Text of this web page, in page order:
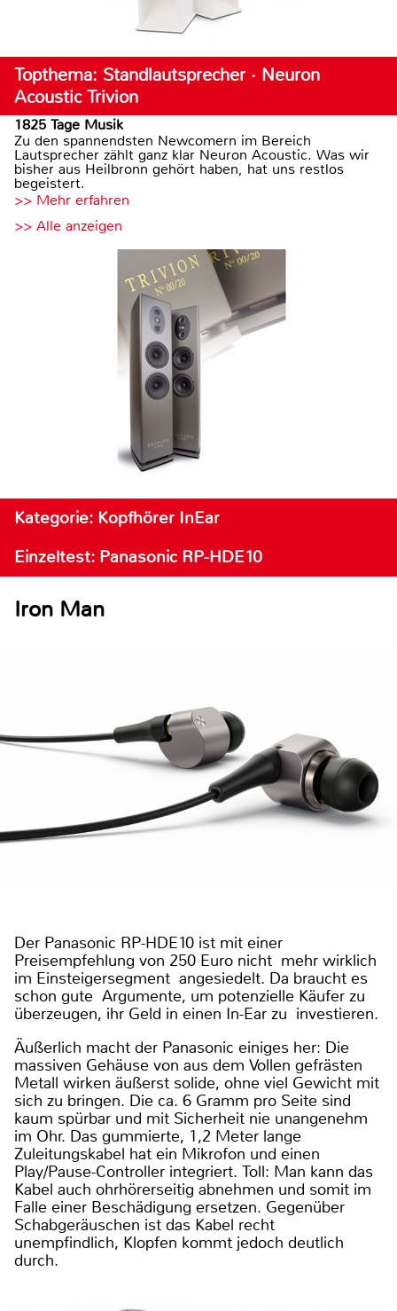
Topthema: Standlautsprecher · Neuron
Acoustic Trivion
1825 Tage Musik
Zu den spannendsten Newcomern im Bereich
Lautsprecher zählt ganz klar Neuron Acoustic. Was wir
bisher aus Heilbronn gehört haben, hat uns restlos
begeistert.
>> Mehr erfahren
>> Alle anzeigen
Kategorie: Kopfhörer InEar
Einzeltest: Panasonic RP-HDE10
Iron Man
Der Panasonic RP-HDE10 ist mit einer
Preisempfehlung von 250 Euro nicht mehr wirklich
im Einsteigersegment angesiedelt. Da braucht es
schon gute Argumente, um potenzielle Käufer zu
überzeugen, ihr Geld in einen In-Ear zu investieren.
Äußerlich macht der Panasonic einiges her: Die
massiven Gehäuse von aus dem Vollen gefrästen
Metall wirken äußerst solide, ohne viel Gewicht mit
sich zu bringen. Die ca. 6 Gramm pro Seite sind
kaum spürbar und mit Sicherheit nie unangenehm
im Ohr. Das gummierte, 1,2 Meter lange
Zuleitungskabel hat ein Mikrofon und einen
Play/Pause-Controller integriert. Toll: Man kann das
Kabel auch ohrhörerseitig abnehmen und somit im
Falle einer Beschädigung ersetzen. Gegenüber
Schabgeräuschen ist das Kabel recht
unempfindlich, Klopfen kommt jedoch deutlich
durch.